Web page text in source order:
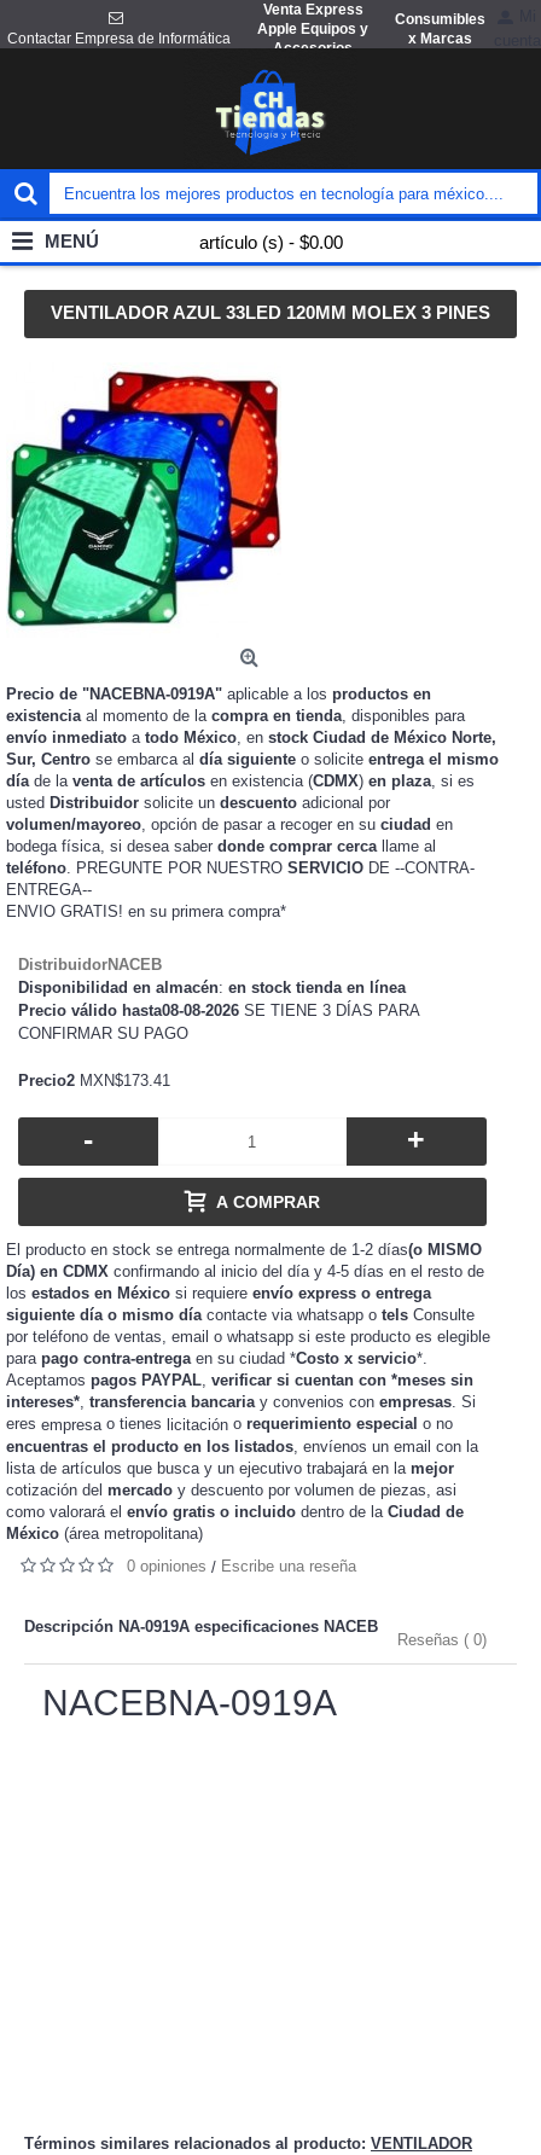
Contactar Empresa de Informática
Venta Express
Apple Equipos y
Accesorios
Consumibles
x Marcas
artículo (s) - $0.00
MENÚ
VENTILADOR AZUL 33LED 120MM MOLEX 3 PINES
Precio de "NACEBNA-0919A" aplicable a los productos en
existenciaal momento de la compra en tienda, disponibles para
envío inmediato a todo México, en stock Ciudad de México Norte,
Sur, Centro se embarca al día siguiente o solicite entrega el mismo
díade la venta de artículos en existencia (CDMX) en plaza, si es
usted Distribuidor solicite un descuento adicional por
volumen/mayoreo, opción de pasar a recoger en su ciudad en
bodega física, si desea saber donde comprar cercallame al
teléfono. PREGUNTE POR NUESTRO SERVICIO DE --CONTRA-
ENTREGA--
ENVIO GRATIS! en su primera compra*
DistribuidorNACEB
Disponibilidad en almacén: en stock tienda en línea
Precio válido hasta08-08-2026 SE TIENE 3 DÍAS PARA
CONFIRMAR SU PAGO
Precio2 MXN$173.41
- +
A COMPRAR
El producto en stock se entrega normalmente de 1-2 días(o MISMO
Día) en CDMX confirmando al inicio del día y 4-5 días en el resto de
los estados en México si requiere envío express o entrega
siguiente día o mismo díacontacte via whatsapp o tels Consulte
por teléfono de ventas, email o whatsapp si este producto es elegible
para pago contra-entregaen su ciudad *Costo x servicio*.
Aceptamos pagos PAYPAL, verificar si cuentan con *meses sin
intereses*, transferencia bancariay convenios con empresas. Si
eres empresa o tienes licitación o requerimiento especial o no
encuentras el producto en los listados , envíenos un email con la
lista de artículos que busca y un ejecutivo trabajará en la mejor
cotización del mercado y descuento por volumen de piezas, asi
como valorará el envío gratis o incluido dentro de la Ciudad de
México (área metropolitana)
0 opiniones / Escribe una reseña
Descripción NA-0919A especificaciones NACEB
Reseñas ( 0)
NACEBNA-0919A
Términos similares relacionados al producto: VENTILADOR